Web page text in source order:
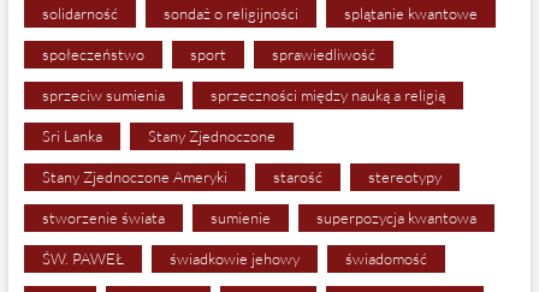
solidarność sondaż o religijności splątanie kwantowe
społeczeństwo sport sprawiedliwość
sprzeciw sumienia sprzeczności między nauką a religią
Sri Lanka Stany Zjednoczone
Stany Zjednoczone Ameryki starość stereotypy
stworzenie świata sumienie superpozycja kwantowa
ŚW. PAWEŁ świadkowie jehowy świadomość